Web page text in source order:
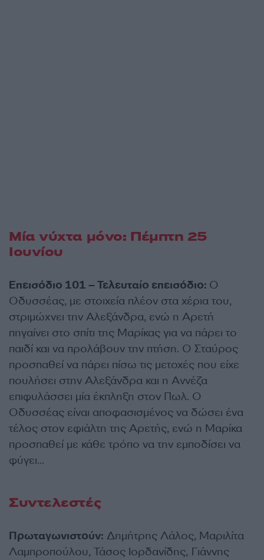
Μία νύχτα μόνο: Πέμπτη 25
Ιουνίου
Επεισόδιο 101 – Τελευταίο επεισόδιο: Ο
Οδυσσέας, με στοιχεία πλέον στα χέρια του,
στριμώχνει την Αλεξάνδρα, ενώ η Αρετή
πηγαίνει στο σπίτι της Μαρίκας για να πάρει το
παιδί και να προλάβουν την πτήση. Ο Σταύρος
προσπαθεί να πάρει πίσω τις μετοχές που είχε
πουλήσει στην Αλεξάνδρα και η Αννέζα
επιφυλάσσει μία έκπληξη στον Πωλ. Ο
Οδυσσέας είναι αποφασισμένος να δώσει ένα
τέλος στον εφιάλτη της Αρετής, ενώ η Μαρίκα
προσπαθεί με κάθε τρόπο να την εμποδίσει να
φύγει…
Συντελεστές
Πρωταγωνιστούν: Δημήτρης Λάλος, Μαριλίτα
Λαμπροπούλου, Τάσος Ιορδανίδης, Γιάννης